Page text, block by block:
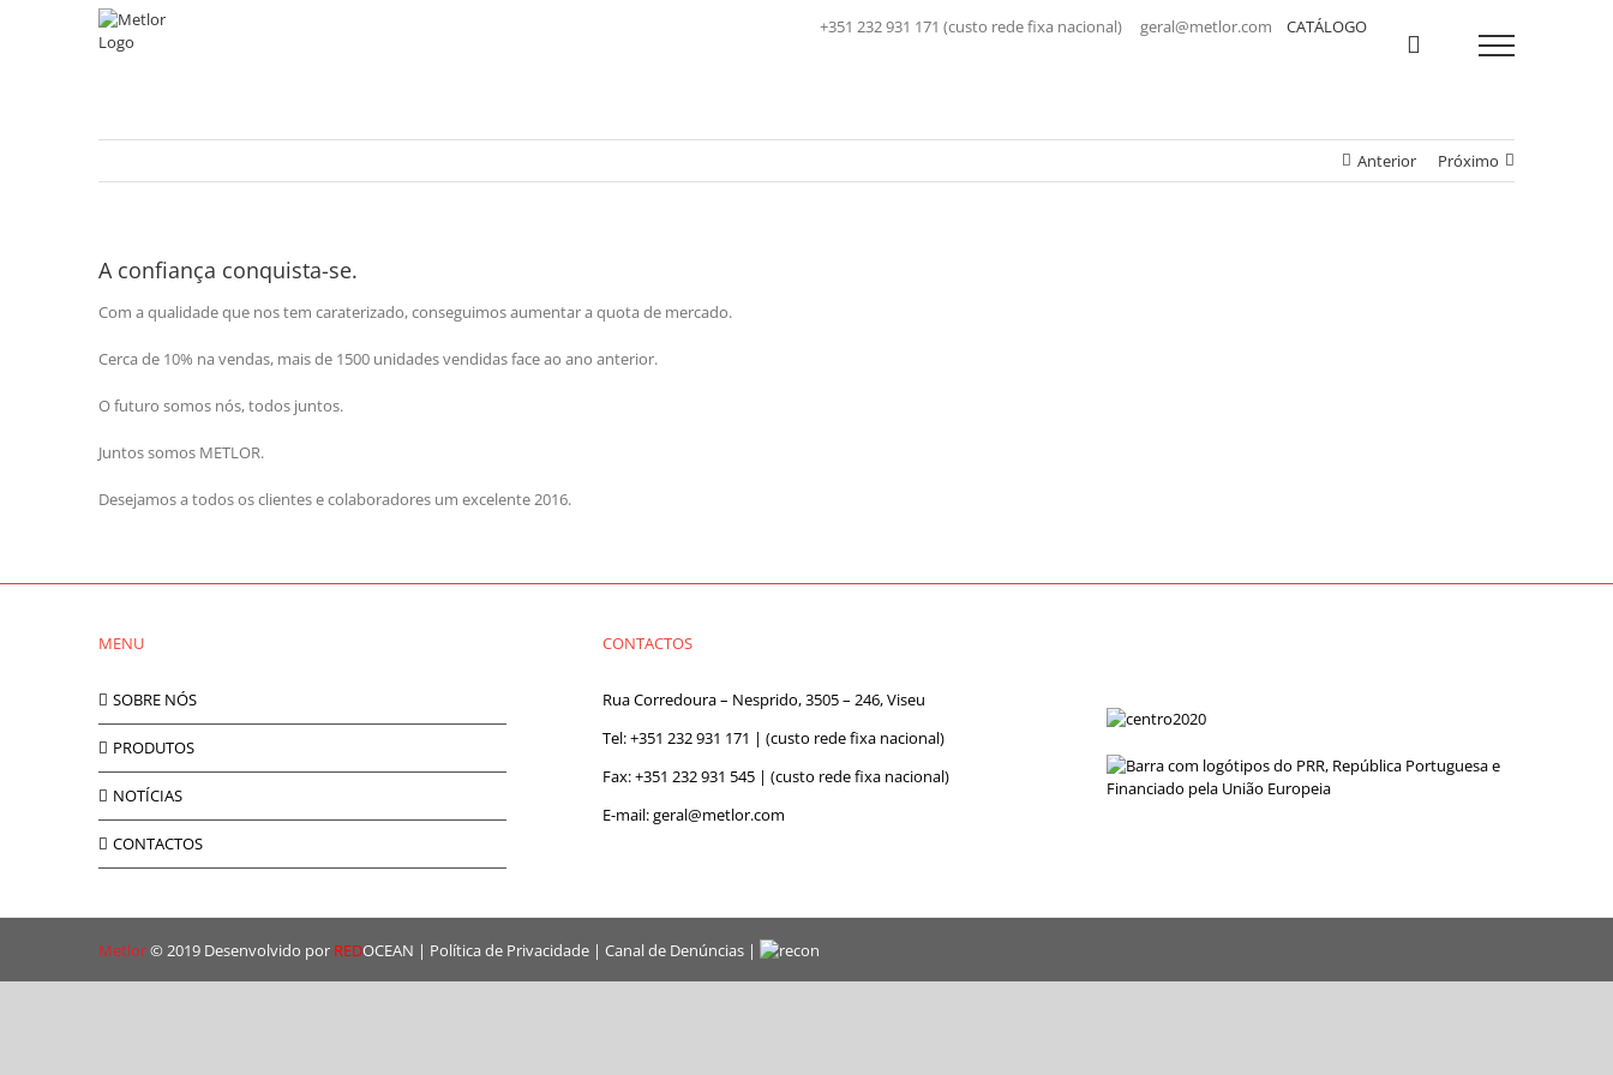
+351 232 931 171 (custo rede fixa nacional) geral@metlor.com CATÁLOGO
Anterior Próximo
A confiança conquista-se.
Com a qualidade que nos tem caraterizado, conseguimos aumentar a quota de mercado.
Cerca de 10% na vendas, mais de 1500 unidades vendidas face ao ano anterior.
O futuro somos nós, todos juntos.
Juntos somos METLOR.
Desejamos a todos os clientes e colaboradores um excelente 2016.
MENU
SOBRE NÓS
PRODUTOS
NOTÍCIAS
CONTACTOS
CONTACTOS
Rua Corredoura – Nesprido, 3505 – 246, Viseu
Tel:+351 232 931 171 | (custo rede fixa nacional)
Fax: +351 232 931 545 | (custo rede fixa nacional)
E-mail:geral@metlor.com
Metlor© 2019 Desenvolvido por REDOCEAN | Política de Privacidade | Canal de Denúncias |